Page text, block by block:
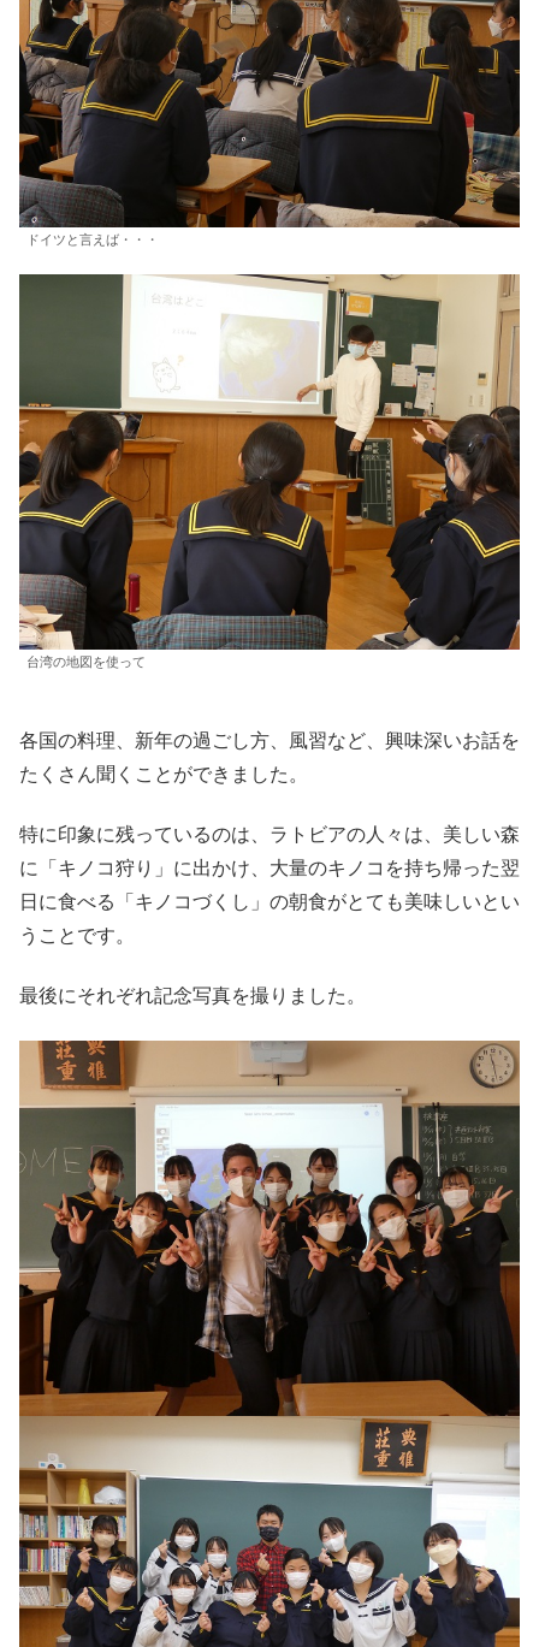
ドイツと言えば・・・
台湾の地図を使って
各国の料理、新年の過ごし方、風習など、興味深いお話を
たくさん聞くことができました。
特に印象に残っているのは、ラトビアの人々は、美しい森
に「キノコ狩り」に出かけ、大量のキノコを持ち帰った翌
日に食べる「キノコづくし」の朝食がとても美味しいとい
うことです。
最後にそれぞれ記念写真を撮りました。